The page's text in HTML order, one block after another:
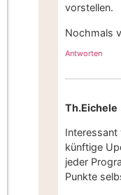
vorstellen.
Nochmals
Antworten
Th.Eichele
Interessant
künftige
jeder
Punkte